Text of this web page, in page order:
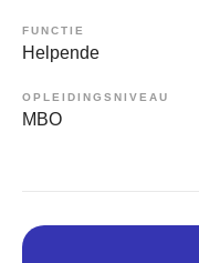
FUNCTIE
Helpende
OPLEIDINGSNIVEAU
MBO